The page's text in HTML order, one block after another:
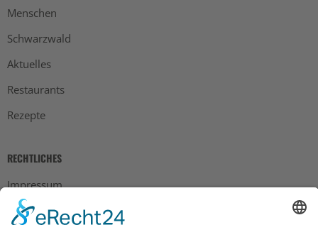
Menschen
Schwarzwald
Aktuelles
Restaurants
Rezepte
RECHTLICHES
Impressum
Datenschutz